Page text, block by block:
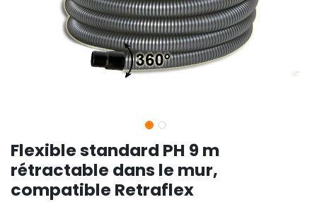
Flexible standard PH 9 m
rétractable dans le mur,
compatible Retraflex